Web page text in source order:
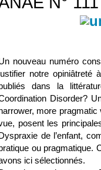
nouveau numéro
notre opiniâtreté
dans la
Disorder?
more
posent les
Dyspraxie de l’enfant,
ou pragmatique.
ici sélectionnés.